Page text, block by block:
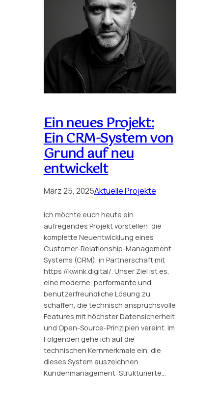
Ein neues Projekt:
Ein CRM-System von
Grund auf neu
entwickelt
März 25, 2025Aktuelle Projekte
Ich möchte euch heute ein
aufregendes Projekt vorstellen: die
komplette Neuentwicklung eines
Customer-Relationship-Management-
Systems (CRM), in Partnerschaft mit
https://kwink.digital/. Unser Ziel ist es,
eine moderne, performante und
benutzerfreundliche Lösung zu
schaffen, die technisch anspruchsvolle
Features mit höchster Datensicherheit
und Open-Source-Prinzipien vereint. Im
Folgenden gehe ich auf die
technischen Kernmerkmale ein, die
dieses System auszeichnen.
Kundenmanagement: Strukturierte…